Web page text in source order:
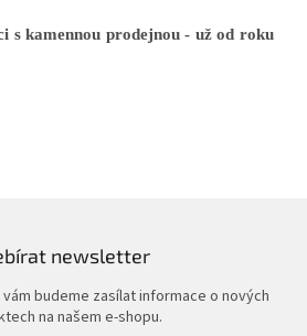
s kamennou prodejnou - už od roku
newsletter
budeme zasílat informace o nových
na našem e-shopu.